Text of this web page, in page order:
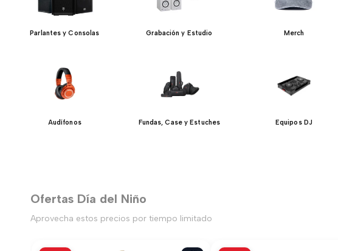
Parlantes y Consolas Grabación y Estudio Merch
Audífonos Fundas, Case y Estuches Equipos DJ
Ofertas Día del Niño
Aprovecha estos precios por tiempo limitado